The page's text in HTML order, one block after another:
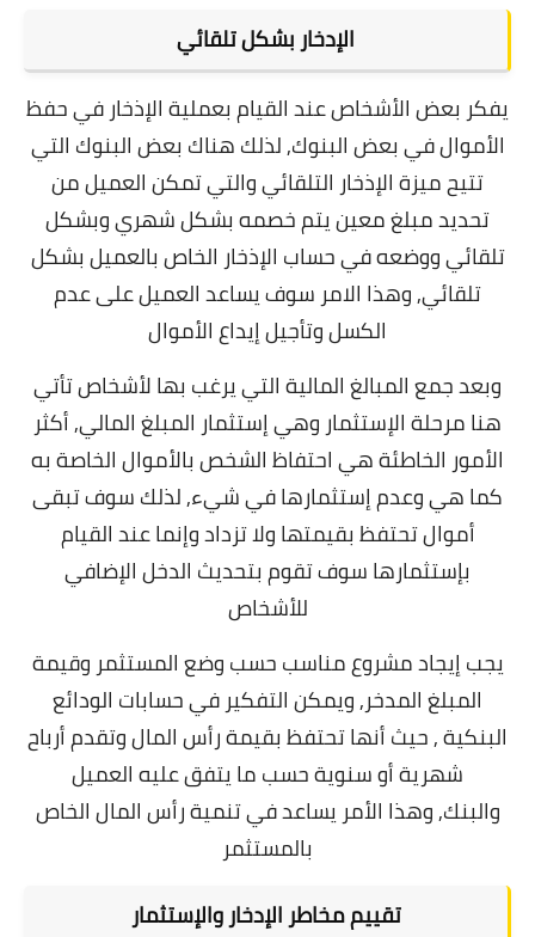
الإدخار بشكل تلقائي
يفكر بعض الأشخاص عند القيام بعملية الإذخار في حفظ
الأموال في بعض البنوك,لذلك هناك بعض البنوك التي
تتيح ميزة الإذخار التلقائي والتي تمكن العميل من
تحديد مبلغ معين يتم خصمه بشكل شهري وبشكل
تلقائي ووضعه في حساب الإذخار الخاص بالعميل بشكل
تلقائي, وهذا الامر سوف يساعد العميل على عدم
الكسل وتأجيل إيداع الأموال
وبعد جمع المبالغ المالية التي يرغب بها لأشخاص تأتي
هنا مرحلة الإستثمار وهي إستثمار المبلغ المالي,أكثر
الأمور الخاطئة هي احتفاظ الشخص بالأموال الخاصة به
كما هي وعدم إستثمارها في شيء,لذلك سوف تبقى
أموال تحتفظ بقيمتها ولا تزداد وإنما عند القيام
بإستثمارها سوف تقوم بتحديث الدخل الإضافي
للأشخاص
يجب إيجاد مشروع مناسب حسب وضع المستثمر وقيمة
المبلغ المدخر, ويمكن التفكير في حسابات الودائع
البنكية , حيث أنها تحتفظ بقيمة رأس المال وتقدم أرباح
شهرية أو سنوية حسب ما يتفق عليه العميل
والبنك,وهذا الأمر يساعد في تنمية رأس المال الخاص
بالمستثمر
تقييم مخاطر الإدخار والإستثمار